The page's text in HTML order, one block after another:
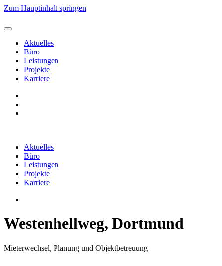
Zum Hauptinhalt springen
Aktuelles
Büro
Leistungen
Projekte
Karriere
Aktuelles
Büro
Leistungen
Projekte
Karriere
Westenhellweg, Dortmund
Mieterwechsel, Planung und Objektbetreuung